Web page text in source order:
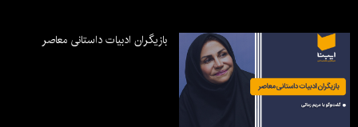
بازیگران ادبیات داستانی معاصر